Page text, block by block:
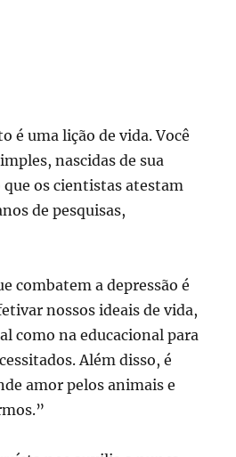
é uma lição de vida. Você
nascidas de sua
os cientistas atestam
de pesquisas,
combatem a depressão é
nossos ideais de vida,
como na educacional para
Além disso, é
amor pelos animais e